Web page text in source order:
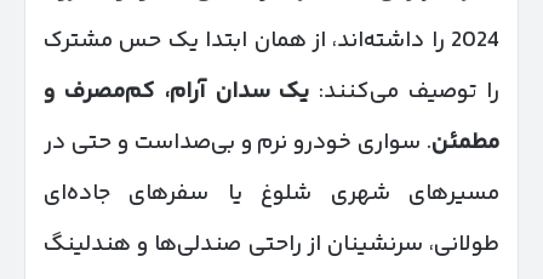
2024 را داشته‌اند، از همان ابتدا یک حس مشترک
را توصیف می‌کنند: یک سدان آرام، کم‌مصرف و
مطمئن. سواری خودرو نرم و بی‌صداست و حتی در
مسیرهای شهری شلوغ یا سفرهای جاده‌ای
طولانی، سرنشینان از راحتی صندلی‌ها و هندلینگ